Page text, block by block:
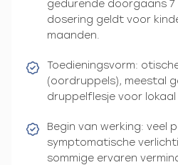
gedurende doorgaans
dosering geldt voor
maanden.
Toedieningsvorm:
(oordruppels), meestal
druppelflesje voor
Begin van werking: veel
symptomatische
sommige ervaren